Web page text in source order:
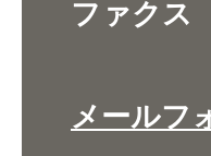
ファク
メールフ